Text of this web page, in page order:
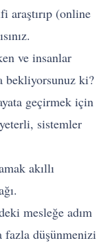
araştırıp (online
ve insanlar
bekliyorsunuz ki?
geçirmek için
sistemler
akıllı
mesleğe adım
fazla düşünmenizi